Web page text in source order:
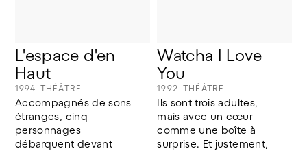
L'espace d'en
Haut
1994 THÉÂTRE
Accompagnés de sons
étranges, cinq
personnages
débarquent devant
Watcha I Love
You
1992 THÉÂTRE
Ils sont trois adultes,
mais avec un cœur
comme une boîte à
surprise. Et justement,